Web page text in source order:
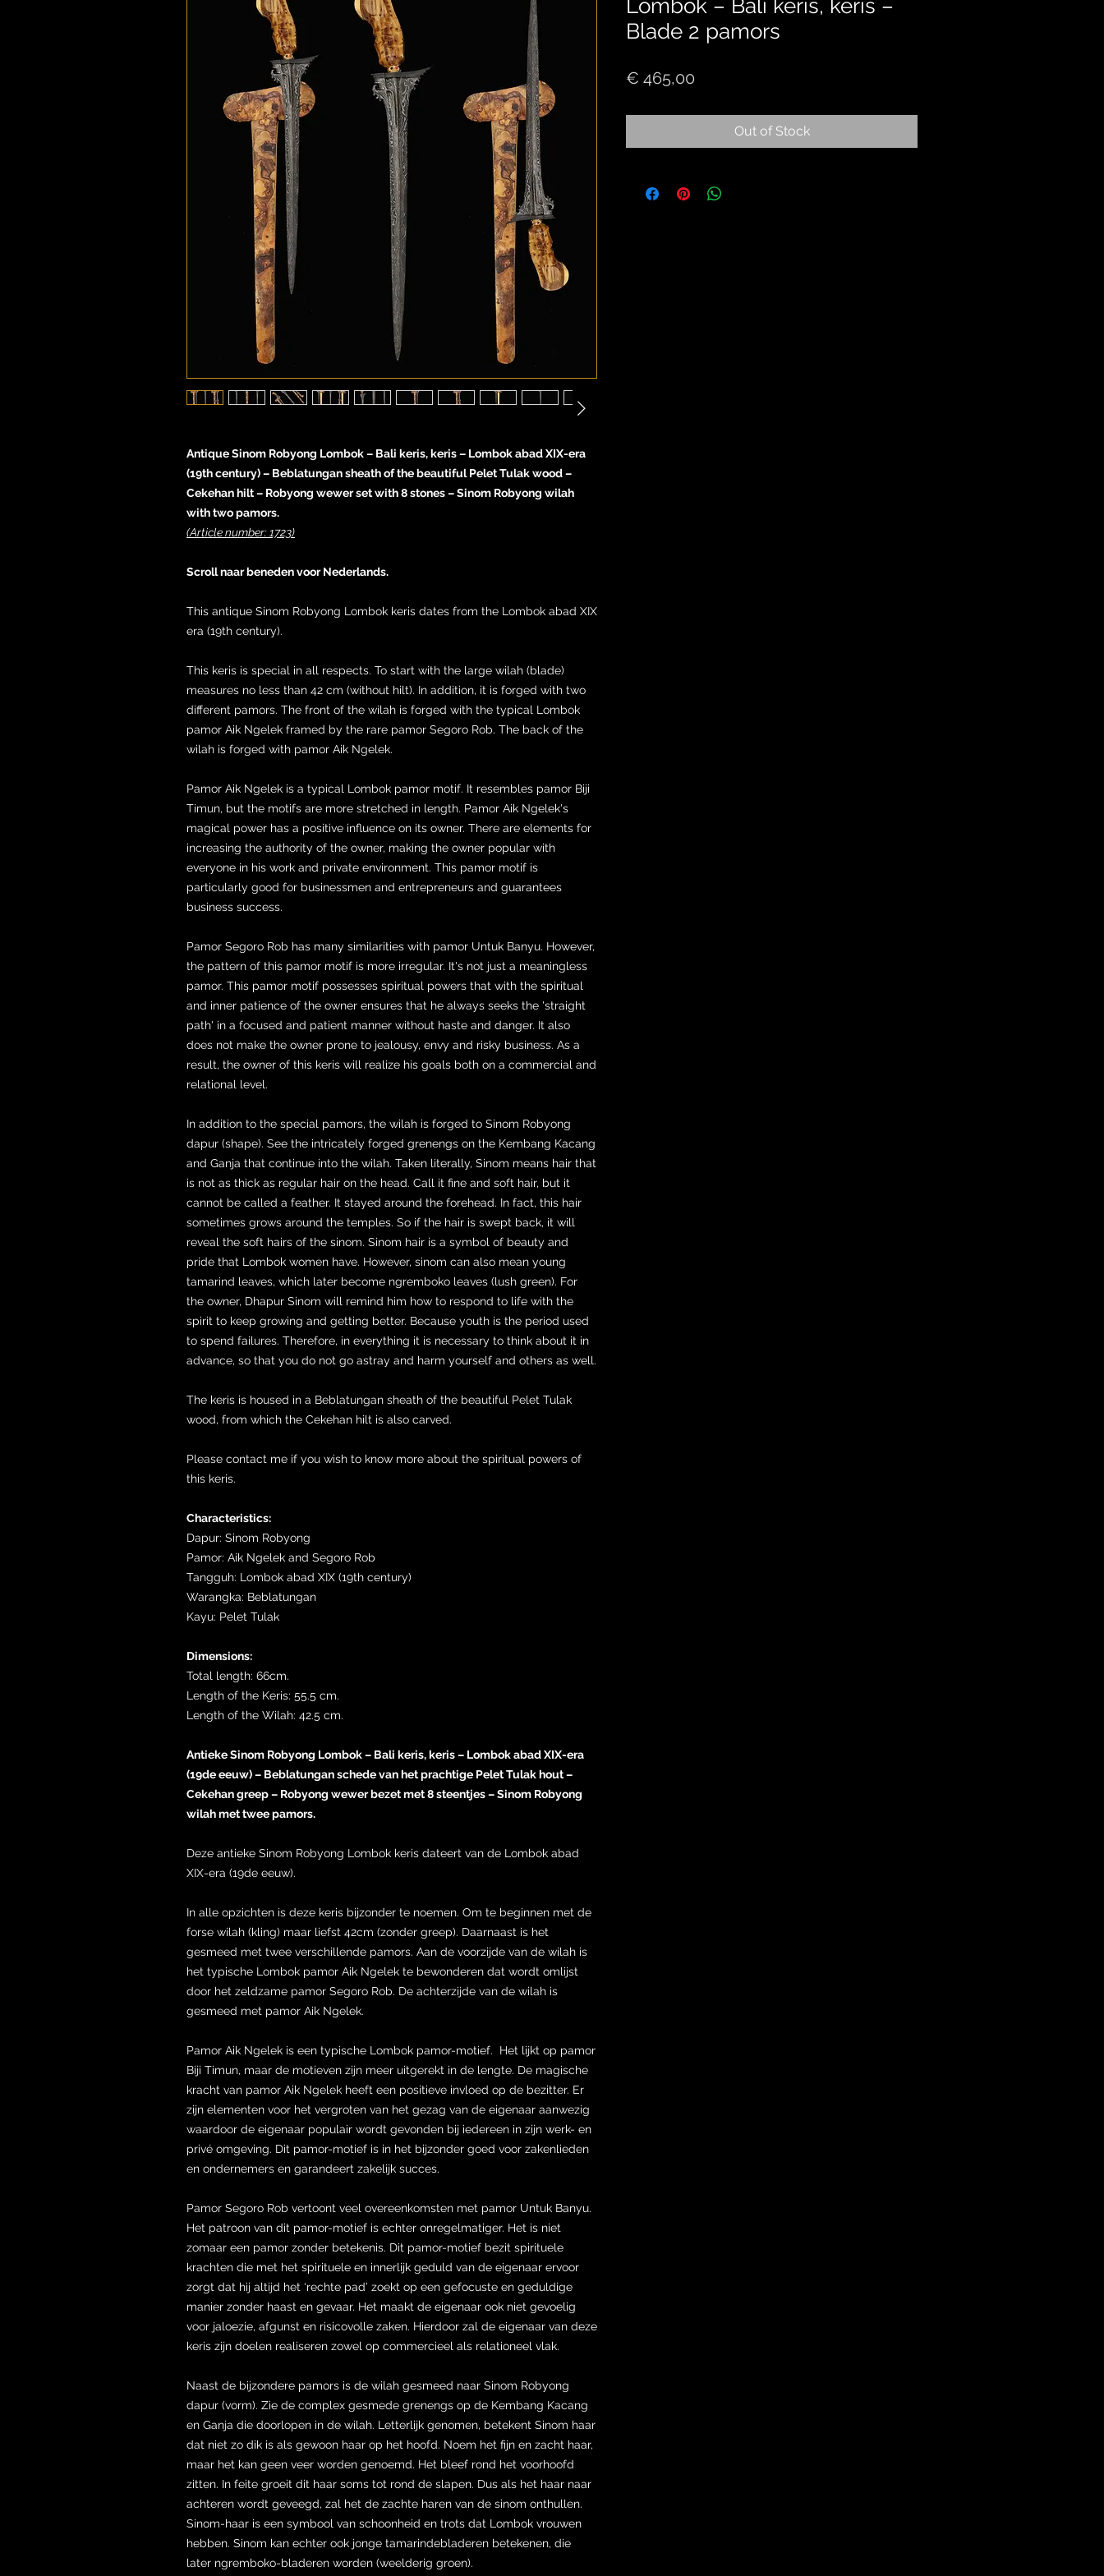
Antique Sinom Robyong Lombok – Bali keris, keris – Lombok abad XIX-era
(19th century) – Beblatungan sheath of the beautiful Pelet Tulak wood –
Cekehan hilt – Robyong wewer set with 8 stones – Sinom Robyong wilah
with two pamors.
(Article number: 1723)
Scroll naar beneden voor Nederlands.
This antique Sinom Robyong Lombok keris dates from the Lombok abad XIX
era (19th century).
This keris is special in all respects. To start with the large wilah (blade)
measures no less than 42 cm (without hilt). In addition, it is forged with two
different pamors. The front of the wilah is forged with the typical Lombok
pamor Aik Ngelek framed by the rare pamor Segoro Rob. The back of the
wilah is forged with pamor Aik Ngelek.
Pamor Aik Ngelek is a typical Lombok pamor motif. It resembles pamor Biji
Timun, but the motifs are more stretched in length. Pamor Aik Ngelek's
magical power has a positive influence on its owner. There are elements for
increasing the authority of the owner, making the owner popular with
everyone in his work and private environment. This pamor motif is
particularly good for businessmen and entrepreneurs and guarantees
business success.
Pamor Segoro Rob has many similarities with pamor Untuk Banyu. However,
the pattern of this pamor motif is more irregular. It's not just a meaningless
pamor. This pamor motif possesses spiritual powers that with the spiritual
and inner patience of the owner ensures that he always seeks the 'straight
path' in a focused and patient manner without haste and danger. It also
does not make the owner prone to jealousy, envy and risky business. As a
result, the owner of this keris will realize his goals both on a commercial and
relational level.
In addition to the special pamors, the wilah is forged to Sinom Robyong
dapur (shape). See the intricately forged grenengs on the Kembang Kacang
and Ganja that continue into the wilah. Taken literally, Sinom means hair that
is not as thick as regular hair on the head. Call it fine and soft hair, but it
cannot be called a feather. It stayed around the forehead. In fact, this hair
sometimes grows around the temples. So if the hair is swept back, it will
reveal the soft hairs of the sinom. Sinom hair is a symbol of beauty and
pride that Lombok women have. However, sinom can also mean young
tamarind leaves, which later become ngremboko leaves (lush green). For
the owner, Dhapur Sinom will remind him how to respond to life with the
spirit to keep growing and getting better. Because youth is the period used
to spend failures. Therefore, in everything it is necessary to think about it in
advance, so that you do not go astray and harm yourself and others as well.
The keris is housed in a Beblatungan sheath of the beautiful Pelet Tulak
wood, from which the Cekehan hilt is also carved.
Please contact me if you wish to know more about the spiritual powers of
this keris.
Characteristics:
Dapur: Sinom Robyong
Pamor: Aik Ngelek and Segoro Rob
Tangguh: Lombok abad XIX (19th century)
Warangka: Beblatungan
Kayu: Pelet Tulak
Dimensions:
Total length: 66cm.
Length of the Keris: 55.5 cm.
Length of the Wilah: 42.5 cm.
Antieke Sinom Robyong Lombok – Bali keris, keris – Lombok abad XIX-era
(19de eeuw) – Beblatungan schede van het prachtige Pelet Tulak hout –
Cekehan greep – Robyong wewer bezet met 8 steentjes – Sinom Robyong
wilah met twee pamors.
Deze antieke Sinom Robyong Lombok keris dateert van de Lombok abad
XIX-era (19de eeuw).
In alle opzichten is deze keris bijzonder te noemen. Om te beginnen met de
forse wilah (kling) maar liefst 42cm (zonder greep). Daarnaast is het
gesmeed met twee verschillende pamors. Aan de voorzijde van de wilah is
het typische Lombok pamor Aik Ngelek te bewonderen dat wordt omlijst
door het zeldzame pamor Segoro Rob. De achterzijde van de wilah is
gesmeed met pamor Aik Ngelek.
Pamor Aik Ngelek is een typische Lombok pamor-motief. Het lijkt op pamor
Biji Timun, maar de motieven zijn meer uitgerekt in de lengte. De magische
kracht van pamor Aik Ngelek heeft een positieve invloed op de bezitter. Er
zijn elementen voor het vergroten van het gezag van de eigenaar aanwezig
waardoor de eigenaar populair wordt gevonden bij iedereen in zijn werk- en
privé omgeving. Dit pamor-motief is in het bijzonder goed voor zakenlieden
en ondernemers en garandeert zakelijk succes.
Pamor Segoro Rob vertoont veel overeenkomsten met pamor Untuk Banyu.
Het patroon van dit pamor-motief is echter onregelmatiger. Het is niet
zomaar een pamor zonder betekenis. Dit pamor-motief bezit spirituele
krachten die met het spirituele en innerlijk geduld van de eigenaar ervoor
zorgt dat hij altijd het ‘rechte pad’ zoekt op een gefocuste en geduldige
manier zonder haast en gevaar. Het maakt de eigenaar ook niet gevoelig
voor jaloezie, afgunst en risicovolle zaken. Hierdoor zal de eigenaar van deze
keris zijn doelen realiseren zowel op commercieel als relationeel vlak.
Naast de bijzondere pamors is de wilah gesmeed naar Sinom Robyong
dapur (vorm). Zie de complex gesmede grenengs op de Kembang Kacang
en Ganja die doorlopen in de wilah. Letterlijk genomen, betekent Sinom haar
dat niet zo dik is als gewoon haar op het hoofd. Noem het fijn en zacht haar,
maar het kan geen veer worden genoemd. Het bleef rond het voorhoofd
zitten. In feite groeit dit haar soms tot rond de slapen. Dus als het haar naar
achteren wordt geveegd, zal het de zachte haren van de sinom onthullen.
Sinom-haar is een symbool van schoonheid en trots dat Lombok vrouwen
hebben. Sinom kan echter ook jonge tamarindebladeren betekenen, die
later ngremboko-bladeren worden (weelderig groen).
Lombok – Bali keris, keris –
Blade 2 pamors
€ 465,00
Out of Stock